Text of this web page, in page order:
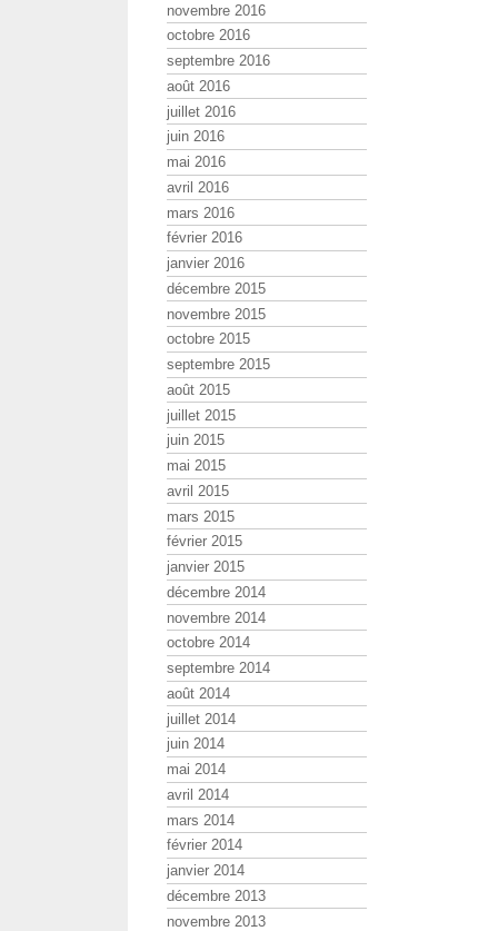
novembre 2016
octobre 2016
septembre 2016
août 2016
juillet 2016
juin 2016
mai 2016
avril 2016
mars 2016
février 2016
janvier 2016
décembre 2015
novembre 2015
octobre 2015
septembre 2015
août 2015
juillet 2015
juin 2015
mai 2015
avril 2015
mars 2015
février 2015
janvier 2015
décembre 2014
novembre 2014
octobre 2014
septembre 2014
août 2014
juillet 2014
juin 2014
mai 2014
avril 2014
mars 2014
février 2014
janvier 2014
décembre 2013
novembre 2013